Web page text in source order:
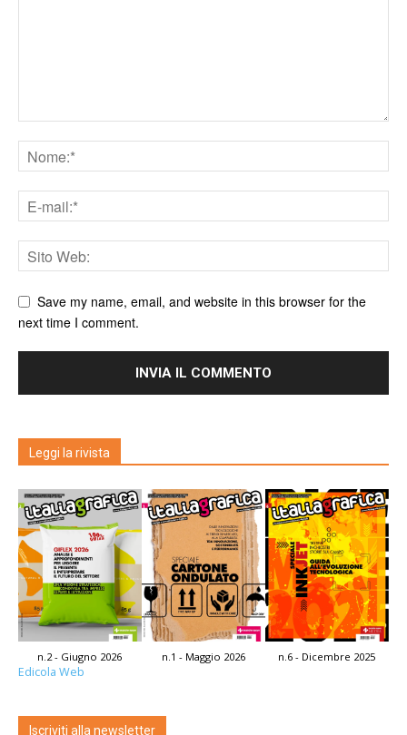
Save my name, email, and website in this browser for the
next time I comment.
Leggi la rivista
n.2 - Giugno 2026 n.1 - Maggio 2026 n.6 - Dicembre 2025
Edicola Web
Iscriviti alla newsletter